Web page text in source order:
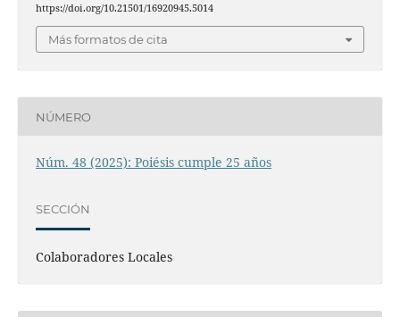
https://doi.org/10.21501/16920945.5014
Más formatos de cita
NÚMERO
Núm. 48 (2025): Poiésis cumple 25 años
SECCIÓN
Colaboradores Locales